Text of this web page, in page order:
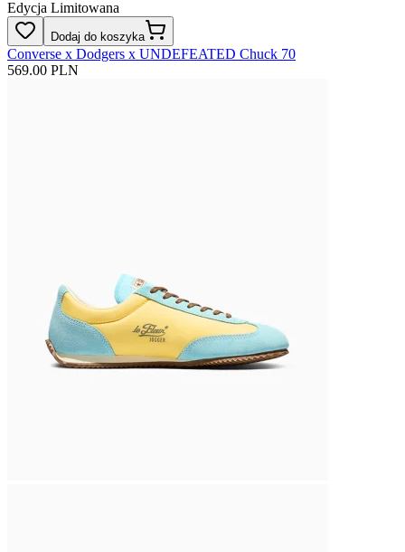
Edycja Limitowana
Dodaj do koszyka
Converse x Dodgers x UNDEFEATED Chuck 70
569.00 PLN